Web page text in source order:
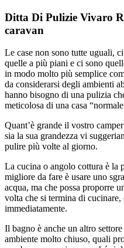
Ditta Di Pulizie Vivaro
caravan
Le case non sono tutte uguali,
quelle a più piani e ci sono
in modo molto più semplice
da considerarsi degli ambienti
hanno bisogno di una pulizia
meticolosa di una casa
Quant’è grande il vostro
sia la sua grandezza vi
pulire più volte al giorno.
La cucina o angolo cottura è la
migliore da fare è usare uno
acqua, ma che possa proporre
volta che si termina di
immediatamente.
Il bagno è anche un altro
ambiente molto chiuso, quali